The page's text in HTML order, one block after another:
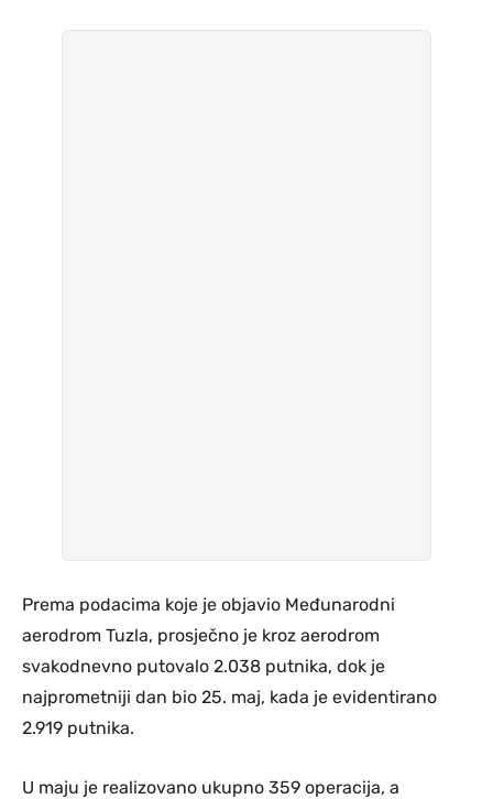
Prema podacima koje je objavio Međunarodni
aerodrom Tuzla, prosječno je kroz aerodrom
svakodnevno putovalo 2.038 putnika, dok je
najprometniji dan bio 25. maj, kada je evidentirano
2.919 putnika.
U maju je realizovano ukupno 359 operacija, a